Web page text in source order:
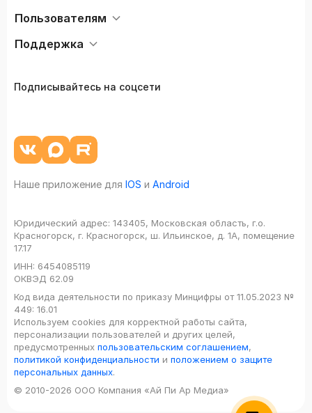
Пользователям
Поддержка
Подписывайтесь на соцсети
Наше приложение для IOS и Android
Юридический адрес: 143405, Московская область, г.о.
Красногорск, г. Красногорск, ш. Ильинское, д. 1А, помещение
17.17
ИНН: 6454085119
ОКВЭД 62.09
Код вида деятельности по приказу Минцифры от 11.05.2023 №
449: 16.01
Используем cookies для корректной работы сайта,
персонализации пользователей и других целей,
предусмотренных пользовательским соглашением,
политикой конфиденциальности и положением о защите
персональных данных.
© 2010-2026 ООО Компания «Ай Пи Ар Медиа»